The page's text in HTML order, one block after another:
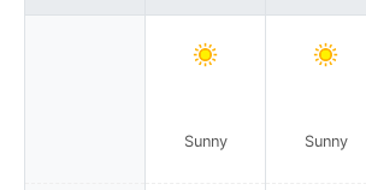
Sunny Sunny